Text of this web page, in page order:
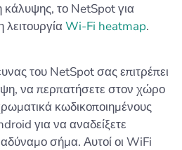
κάλυψης, το NetSpot για
Wi-Fi heatmap.
του NetSpot σας επιτρέπει
να περπατήσετε στον χώρο
κωδικοποιημένους
για να αναδείξετε
σήμα. Αυτοί οι WiFi